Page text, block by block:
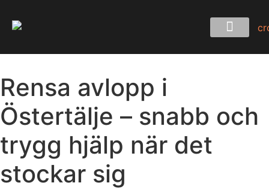
Rensa avlopp i
Östertälje – snabb och
trygg hjälp när det
stockar sig